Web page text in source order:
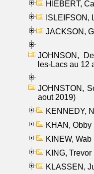
HIEBERT,
ISLEIFSON,
JACKSON,
JOHNSON,
les-Lacs au 12
JOHNSTON,
aout 2019)
KENNEDY,
KHAN, Obby
KINEW,
KING,
KLASSEN,